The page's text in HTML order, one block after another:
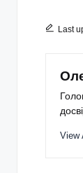
Last
View